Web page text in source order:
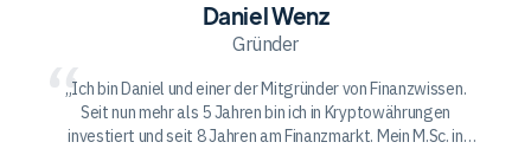
Daniel Wenz
Gründer
Ich bin Daniel und einer der Mitgründer von Finanzwissen.
Seit nun mehr als 5 Jahren bin ich in Kryptowährungen
investiert und seit 8 Jahren am Finanzmarkt. Mein M.Sc. in